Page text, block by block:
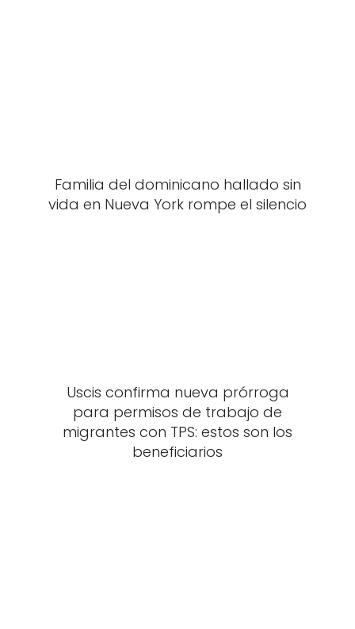
Familia del dominicano hallado sin
vida en Nueva York rompe el silencio
Uscis confirma nueva prórroga
para permisos de trabajo de
migrantes con TPS: estos son los
beneficiarios